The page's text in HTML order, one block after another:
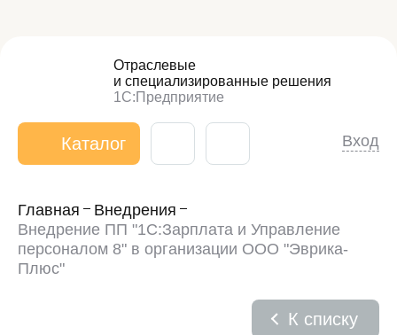
Отраслевые
и специализированные решения
1С:Предприятие
Каталог Вход
Главная
Внедрения
Внедрение ПП "1С:Зарплата и Управление
персоналом 8" в организации ООО "Эврика-
Плюс"
К списку